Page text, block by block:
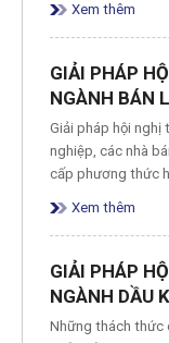
Xem thêm
GIẢI PHÁP
NGÀNH BÁN
Giải pháp hội nghị
nghiệp, các nhà
cấp phương thức
Xem thêm
GIẢI PHÁP
NGÀNH DẦU
Những thách thức